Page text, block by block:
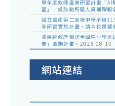
學年度教師產業研習計畫「
習」，請鼓勵所屬人員踴躍報
國立臺南第二高級中學承辦
享研習實施計畫，請本校踴躍
臺東縣政府檢送全國中小學
賽」實施計畫。 2026-08-10
網站連結